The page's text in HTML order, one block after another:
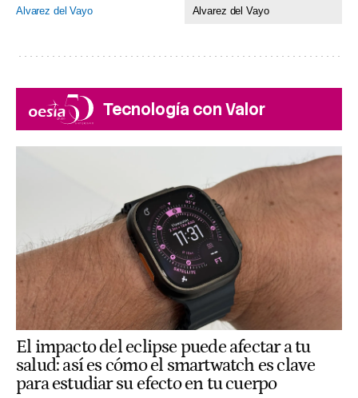
Alvarez del Vayo Alvarez del Vayo
Tecnología con Valor
El impacto del eclipse puede afectar a tu
salud: así es cómo el smartwatch es clave
para estudiar su efecto en tu cuerpo